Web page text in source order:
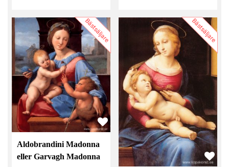
Bästsäljare
Aldobrandini Madonna
eller Garvagh Madonna
Bästsäljare